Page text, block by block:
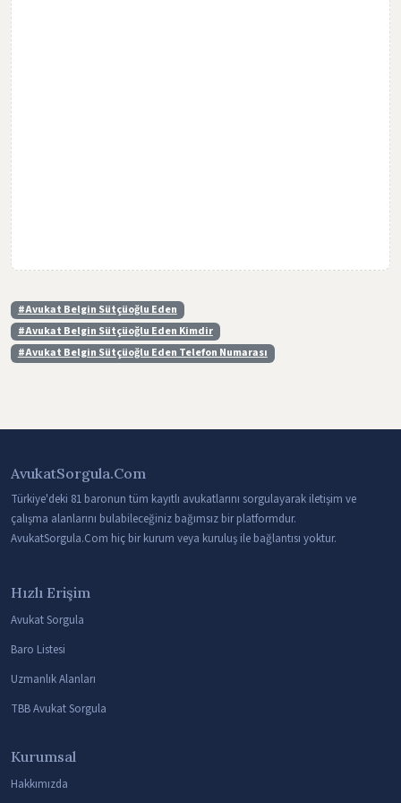
#Avukat Belgin Sütçüoğlu Eden
#Avukat Belgin Sütçüoğlu Eden Kimdir
#Avukat Belgin Sütçüoğlu Eden Telefon Numarası
AvukatSorgula.Com
Türkiye'deki 81 baronun tüm kayıtlı avukatlarını sorgulayarak iletişim ve
çalışma alanlarını bulabileceğiniz bağımsız bir platformdur.
AvukatSorgula.Com hiç bir kurum veya kuruluş ile bağlantısı yoktur.
Hızlı Erişim
Avukat Sorgula
Baro Listesi
Uzmanlık Alanları
TBB Avukat Sorgula
Kurumsal
Hakkımızda